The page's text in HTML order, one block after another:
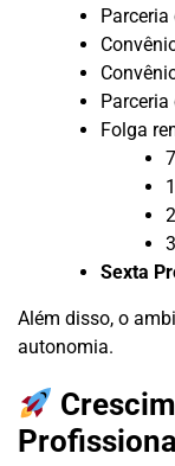
Parceria
Folga
Sexta
Além disso, o
autonomia.
Profissional